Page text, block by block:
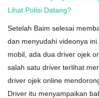
Lihat Polisi Datang?
Setelah Baim selesai
dan menyudahi videonya
mobil, ada dua driver ojek
salah satu driver terlihat
driver ojek online
Driver itu menyampaikan